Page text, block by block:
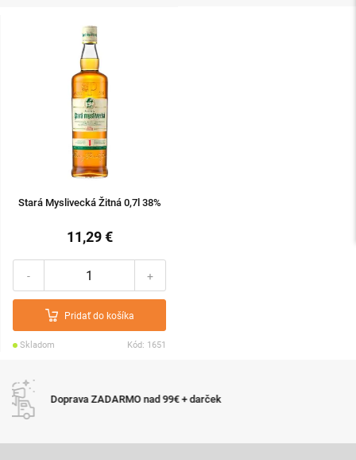
Stará Myslivecká Žitná 0,7l 38%
11,29 €
- +
Pridať do košíka
Skladom Kód: 1651
Expresné doručenie tovaru do 24 hodín pri
11:00